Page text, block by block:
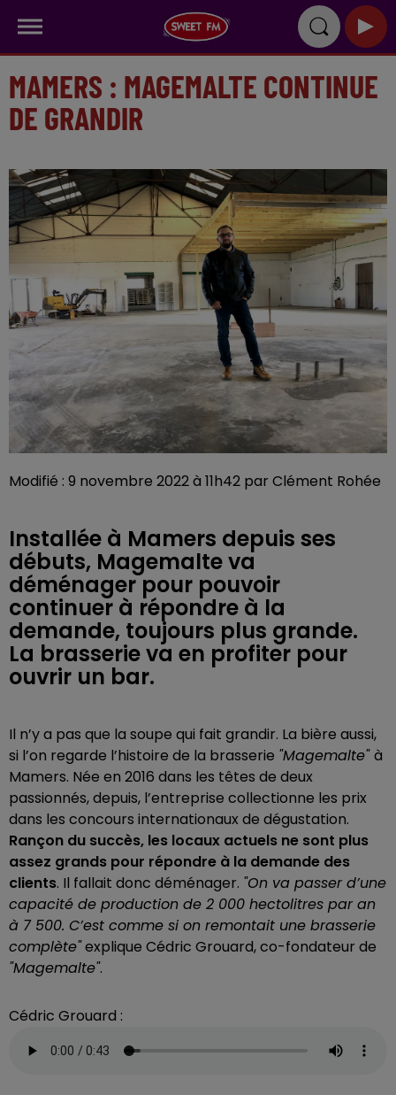
MAMERS : MAGEMALTE CONTINUE
DE GRANDIR
Modifié : 9 novembre 2022 à 11h42 par Clément Rohée
Installée à Mamers depuis ses
débuts, Magemalte va
déménager pour pouvoir
continuer à répondre à la
demande, toujours plus grande.
La brasserie va en profiter pour
ouvrir un bar.
Il n’y a pas que la soupe qui fait grandir. La bière aussi,
si l’on regarde l’histoire de la brasserie "Magemalte"à
Mamers. Née en 2016 dans les têtes de deux
passionnés, depuis, l’entreprise collectionne les prix
dans les concours internationaux de dégustation.
Rançon du succès, les locaux actuels ne sont plus
assez grands pour répondre à la demande des
clients. Il fallait donc déménager. "On va passer d’une
capacité de production de 2 000 hectolitres par an
à 7 500. C’est comme si on remontait une brasserie
complète"explique Cédric Grouard, co-fondateur de
"Magemalte".
Cédric Grouard :